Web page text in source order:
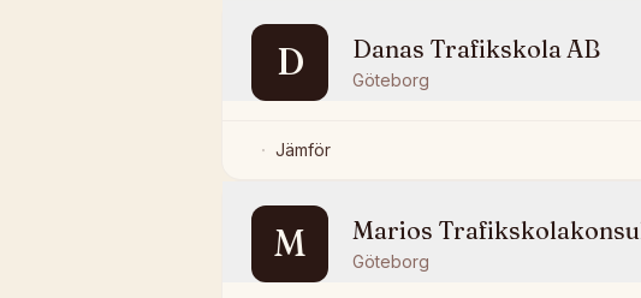
D Danas Trafikskola AB
Göteborg
Jämför
M Marios
Göteborg